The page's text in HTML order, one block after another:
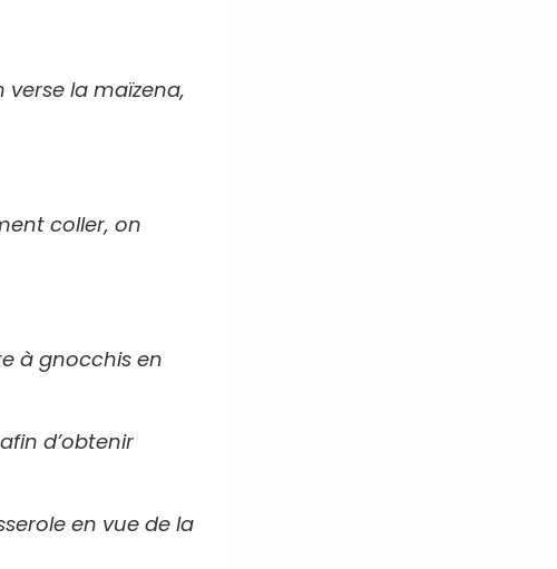
la maïzena,
coller, on
à gnocchis en
d’obtenir
en vue de la